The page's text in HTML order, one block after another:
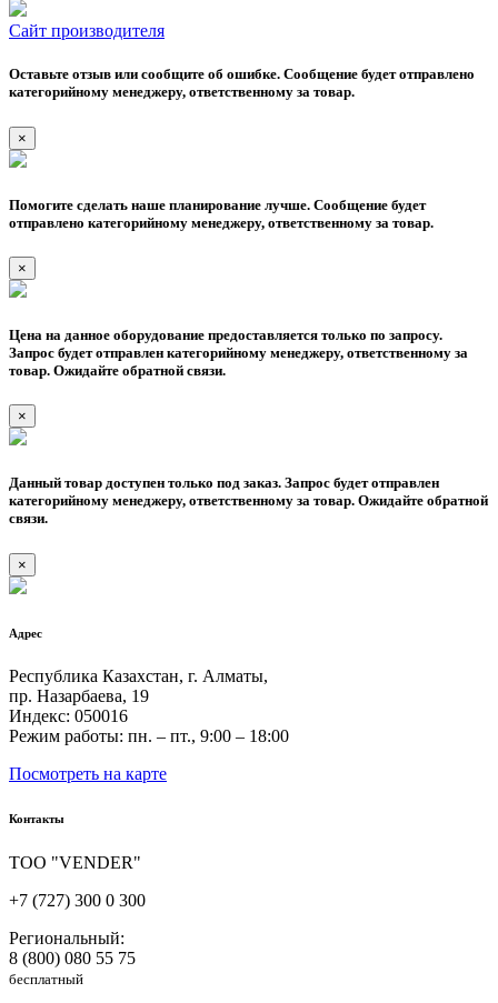
Сайт производителя
Оставьте отзыв или сообщите об ошибке. Сообщение будет отправлено
категорийному менеджеру, ответственному за товар.
×
Помогите сделать наше планирование лучше. Сообщение будет
отправлено категорийному менеджеру, ответственному за товар.
×
Цена на данное оборудование предоставляется только по запросу.
Запрос будет отправлен категорийному менеджеру, ответственному за
товар. Ожидайте обратной связи.
×
Данный товар доступен только под заказ. Запрос будет отправлен
категорийному менеджеру, ответственному за товар. Ожидайте обратной
связи.
×
Адрес
Республика Казахстан, г. Алматы,
пр. Назарбаева, 19
Индекс: 050016
Режим работы: пн. – пт., 9:00 – 18:00
Посмотреть на карте
Контакты
ТОО "VENDER"
+7 (727) 300 0 300
Региональный:
8 (800) 080 55 75
бесплатный